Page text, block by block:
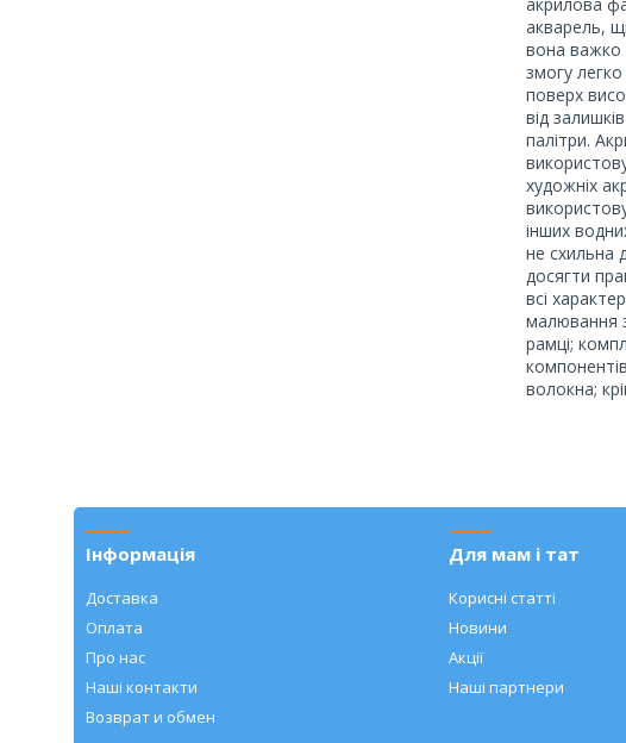
акварель,
вона важко
змогу
поверх
від
палітри.
художніх
інших
не схильна
досягти
всі
малювання
рамці;
волокна;
Інформація
Доставка
Оплата
Про нас
Наші контакти
Возврат и обмен
Для мам і тат
Корисні статті
Новини
Акції
Наші партнери